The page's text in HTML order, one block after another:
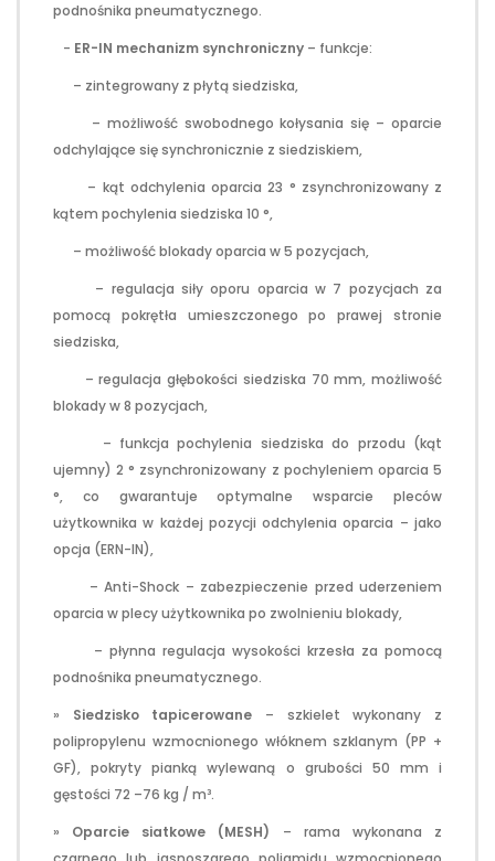
podnośnika pneumatycznego.
- ER-IN mechanizm synchroniczny – funkcje:
– zintegrowany z płytą siedziska,
– możliwość swobodnego kołysania się – oparcie
odchylające się synchronicznie z siedziskiem,
– kąt odchylenia oparcia 23 ° zsynchronizowany z
kątem pochylenia siedziska 10 °,
– możliwość blokady oparcia w 5 pozycjach,
– regulacja siły oporu oparcia w 7 pozycjach za
pomocą pokrętła umieszczonego po prawej stronie
siedziska,
– regulacja głębokości siedziska 70 mm, możliwość
blokady w 8 pozycjach,
– funkcja pochylenia siedziska do przodu (kąt
ujemny) 2 ° zsynchronizowany z pochyleniem oparcia 5
°, co gwarantuje optymalne wsparcie pleców
użytkownika w każdej pozycji odchylenia oparcia – jako
opcja (ERN-IN),
– Anti-Shock – zabezpieczenie przed uderzeniem
oparcia w plecy użytkownika po zwolnieniu blokady,
– płynna regulacja wysokości krzesła za pomocą
podnośnika pneumatycznego.
» Siedzisko tapicerowane – szkielet wykonany z
polipropylenu wzmocnionego włóknem szklanym (PP +
GF), pokryty pianką wylewaną o grubości 50 mm i
gęstości 72 –76 kg / m³.
» Oparcie siatkowe (MESH) – rama wykonana z